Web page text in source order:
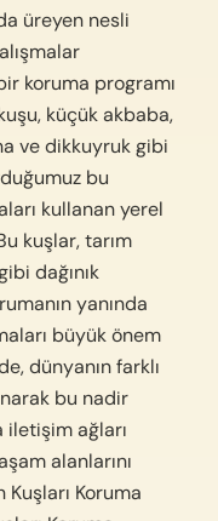
üreyen nesli
koruma programı
küçük akbaba,
ve dikkuyruk gibi
bu
kullanan yerel
kuşlar, tarım
dağınık
yanında
büyük önem
dünyanın farklı
bu nadir
iletişim ağları
alanlarını
Koruma